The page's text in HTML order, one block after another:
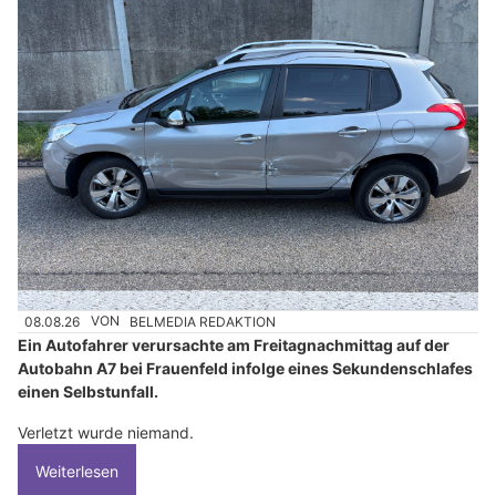
08.08.26 VON BELMEDIA REDAKTION
Ein Autofahrer verursachte am Freitagnachmittag auf der
Autobahn A7 bei Frauenfeld infolge eines Sekundenschlafes
einen Selbstunfall.
Verletzt wurde niemand.
Weiterlesen